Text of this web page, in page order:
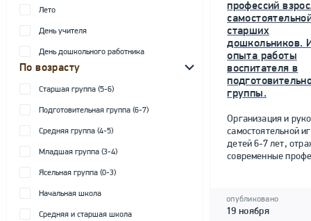
Лето
День учителя
День дошкольного работника
По возрасту
Старшая группа (5-6)
Подготовительная группа (6-7)
Средняя группа (4-5)
Младшая группа (3-4)
Ясельная группа (0-3)
Начальная школа
Средняя и старшая школа
профессий
старших
дошкольников.
опыта работы
воспитателя в
группы.
Организация и
самостоятельной
детей 6-7 лет,
современные
опубликовано
19 ноября